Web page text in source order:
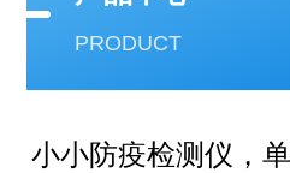
PRODUCT
小小防疫检测仪，